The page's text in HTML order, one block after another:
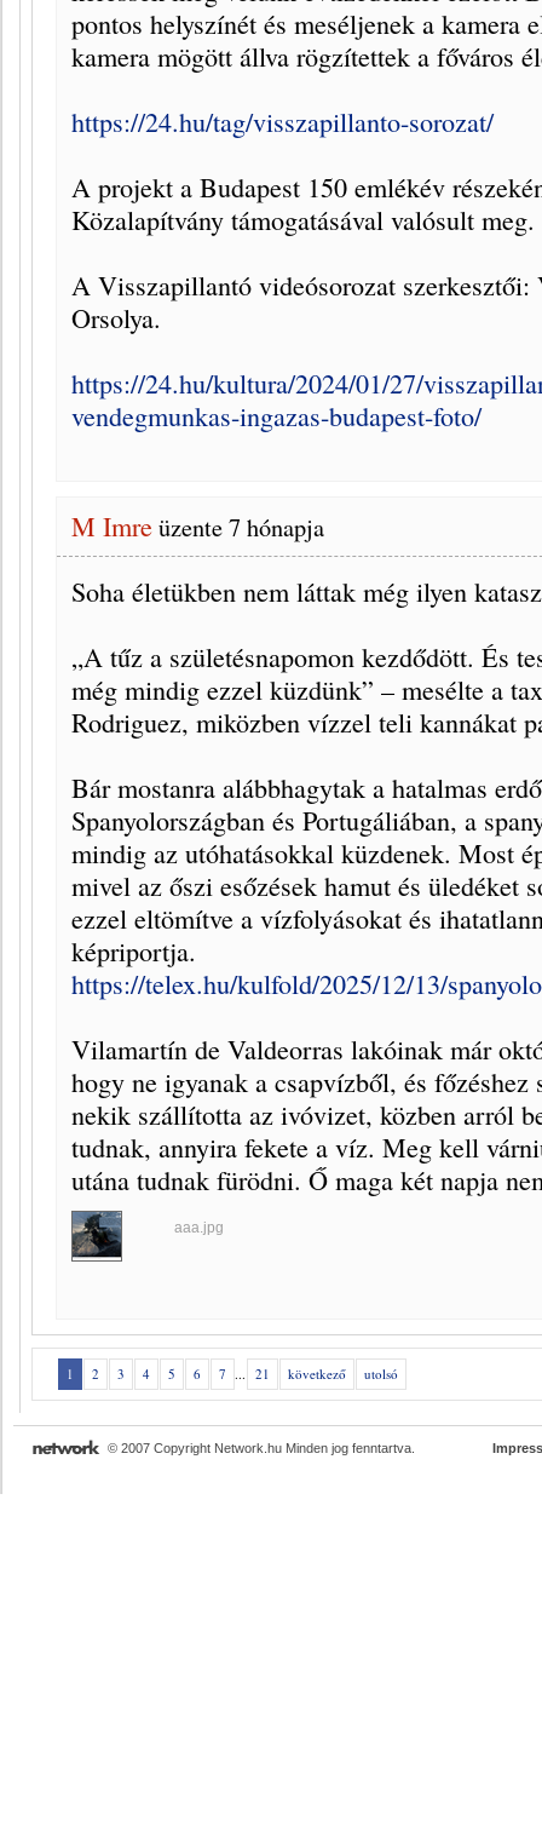
pontos helyszínét és meséljenek a kamera
kamera mögött állva rögzítettek a főváros
https://24.hu/tag/visszapillanto-sorozat/
A projekt a Budapest 150 emlékév
Közalapítvány támogatásával valósult meg.
A Visszapillantó videósorozat
Orsolya.
https://24.hu/kultura/2024/01/27/
vendegmunkas-ingazas-budapest-foto/
M Imreüzente7 hónapja
Soha életükben nem láttak még ilyen
„A tűz a születésnapomon kezdődött. És
még mindig ezzel küzdünk” – mesélte a
Rodriguez, miközben vízzel teli kannákat
Bár mostanra alábbhagytak a hatalmas
Spanyolországban és Portugáliában, a
mindig az utóhatásokkal küzdenek. Most
mivel az őszi esőzések hamut és üledéket
ezzel eltömítve a vízfolyásokat és
képriportja.
https://telex.hu/kulfold/2025/12/13/
Vilamartín de Valdeorras lakóinak már
hogy ne igyanak a csapvízből, és főzéshez
nekik szállította az ivóvizet, közben arról
tudnak, annyira fekete a víz. Meg kell
utána tudnak fürödni. Ő maga két napja
aaa.jpg
1 2 3 4 5 6 7 ... 21 következő utolsó
© 2007 Copyright Network.hu Minden jog fenntartva.